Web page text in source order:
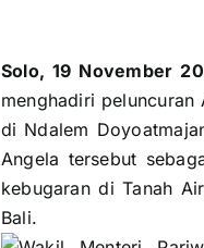
Solo, 19 November
menghadiri peluncuran
di Ndalem
Angela tersebut
kebugaran di Tanah
Bali.